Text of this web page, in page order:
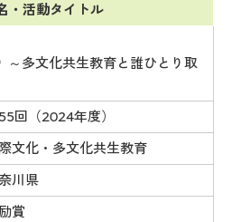
・活動タイトル
～多文化共生教育と誰ひとり取
回（2024年度）
文化・多文化共生教育
川県
賞